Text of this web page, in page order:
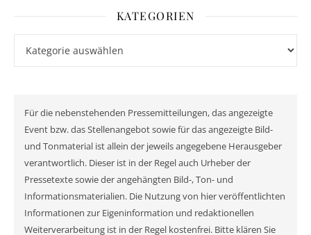
KATEGORIEN
Für die nebenstehenden Pressemitteilungen, das angezeigte
Event bzw. das Stellenangebot sowie für das angezeigte Bild-
und Tonmaterial ist allein der jeweils angegebene Herausgeber
verantwortlich. Dieser ist in der Regel auch Urheber der
Pressetexte sowie der angehängten Bild-, Ton- und
Informationsmaterialien. Die Nutzung von hier veröffentlichten
Informationen zur Eigeninformation und redaktionellen
Weiterverarbeitung ist in der Regel kostenfrei. Bitte klären Sie